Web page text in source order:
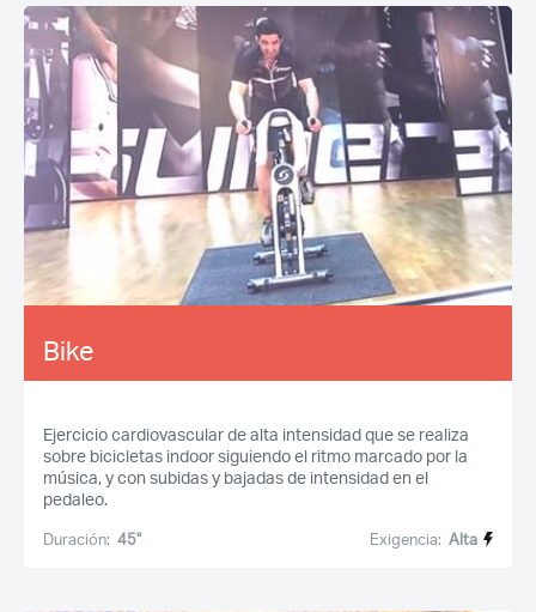
Bike
Ejercicio cardiovascular de alta intensidad que se realiza
sobre bicicletas indoor siguiendo el ritmo marcado por la
música, y con subidas y bajadas de intensidad en el
pedaleo.
Duración: 45'' Exigencia: Alta